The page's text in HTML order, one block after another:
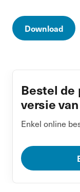
Download
Bestel de
versie
Enkel online